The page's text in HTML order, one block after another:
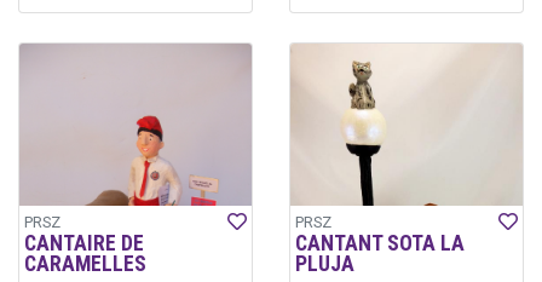
PRSZ
CANTAIRE DE
CARAMELLES
PRSZ
CANTANT SOTA LA
PLUJA